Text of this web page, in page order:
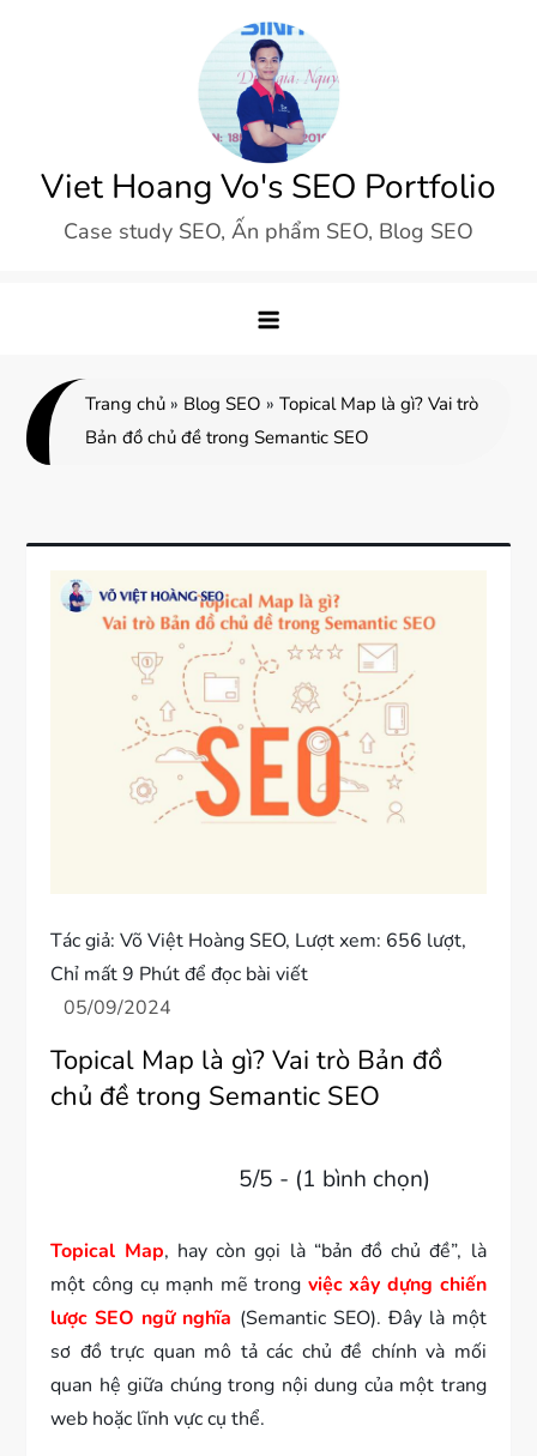
Viet Hoang Vo's SEO Portfolio
Case study SEO, Ấn phẩm SEO, Blog SEO
Trang chủ » Blog SEO »Topical Map là gì? Vai trò
Bản đồ chủ đề trong Semantic SEO
Tác giả:Võ Việt Hoàng SEO, Lượt xem: 656 lượt,
Chỉ mất 9 Phút để đọc bài viết
Topical Map là gì? Vai trò Bản đồ
chủ đề trong Semantic SEO
5/5 - (1 bình chọn)
Topical Map, hay còn gọi là “bản đồ chủ đề”, là
một công cụ mạnh mẽ trong việc xây dựng chiến
lược SEO ngữ nghĩa (Semantic SEO). Đây là một
sơ đồ trực quan mô tả các chủ đề chính và mối
quan hệ giữa chúng trong nội dung của một trang
web hoặc lĩnh vực cụ thể.